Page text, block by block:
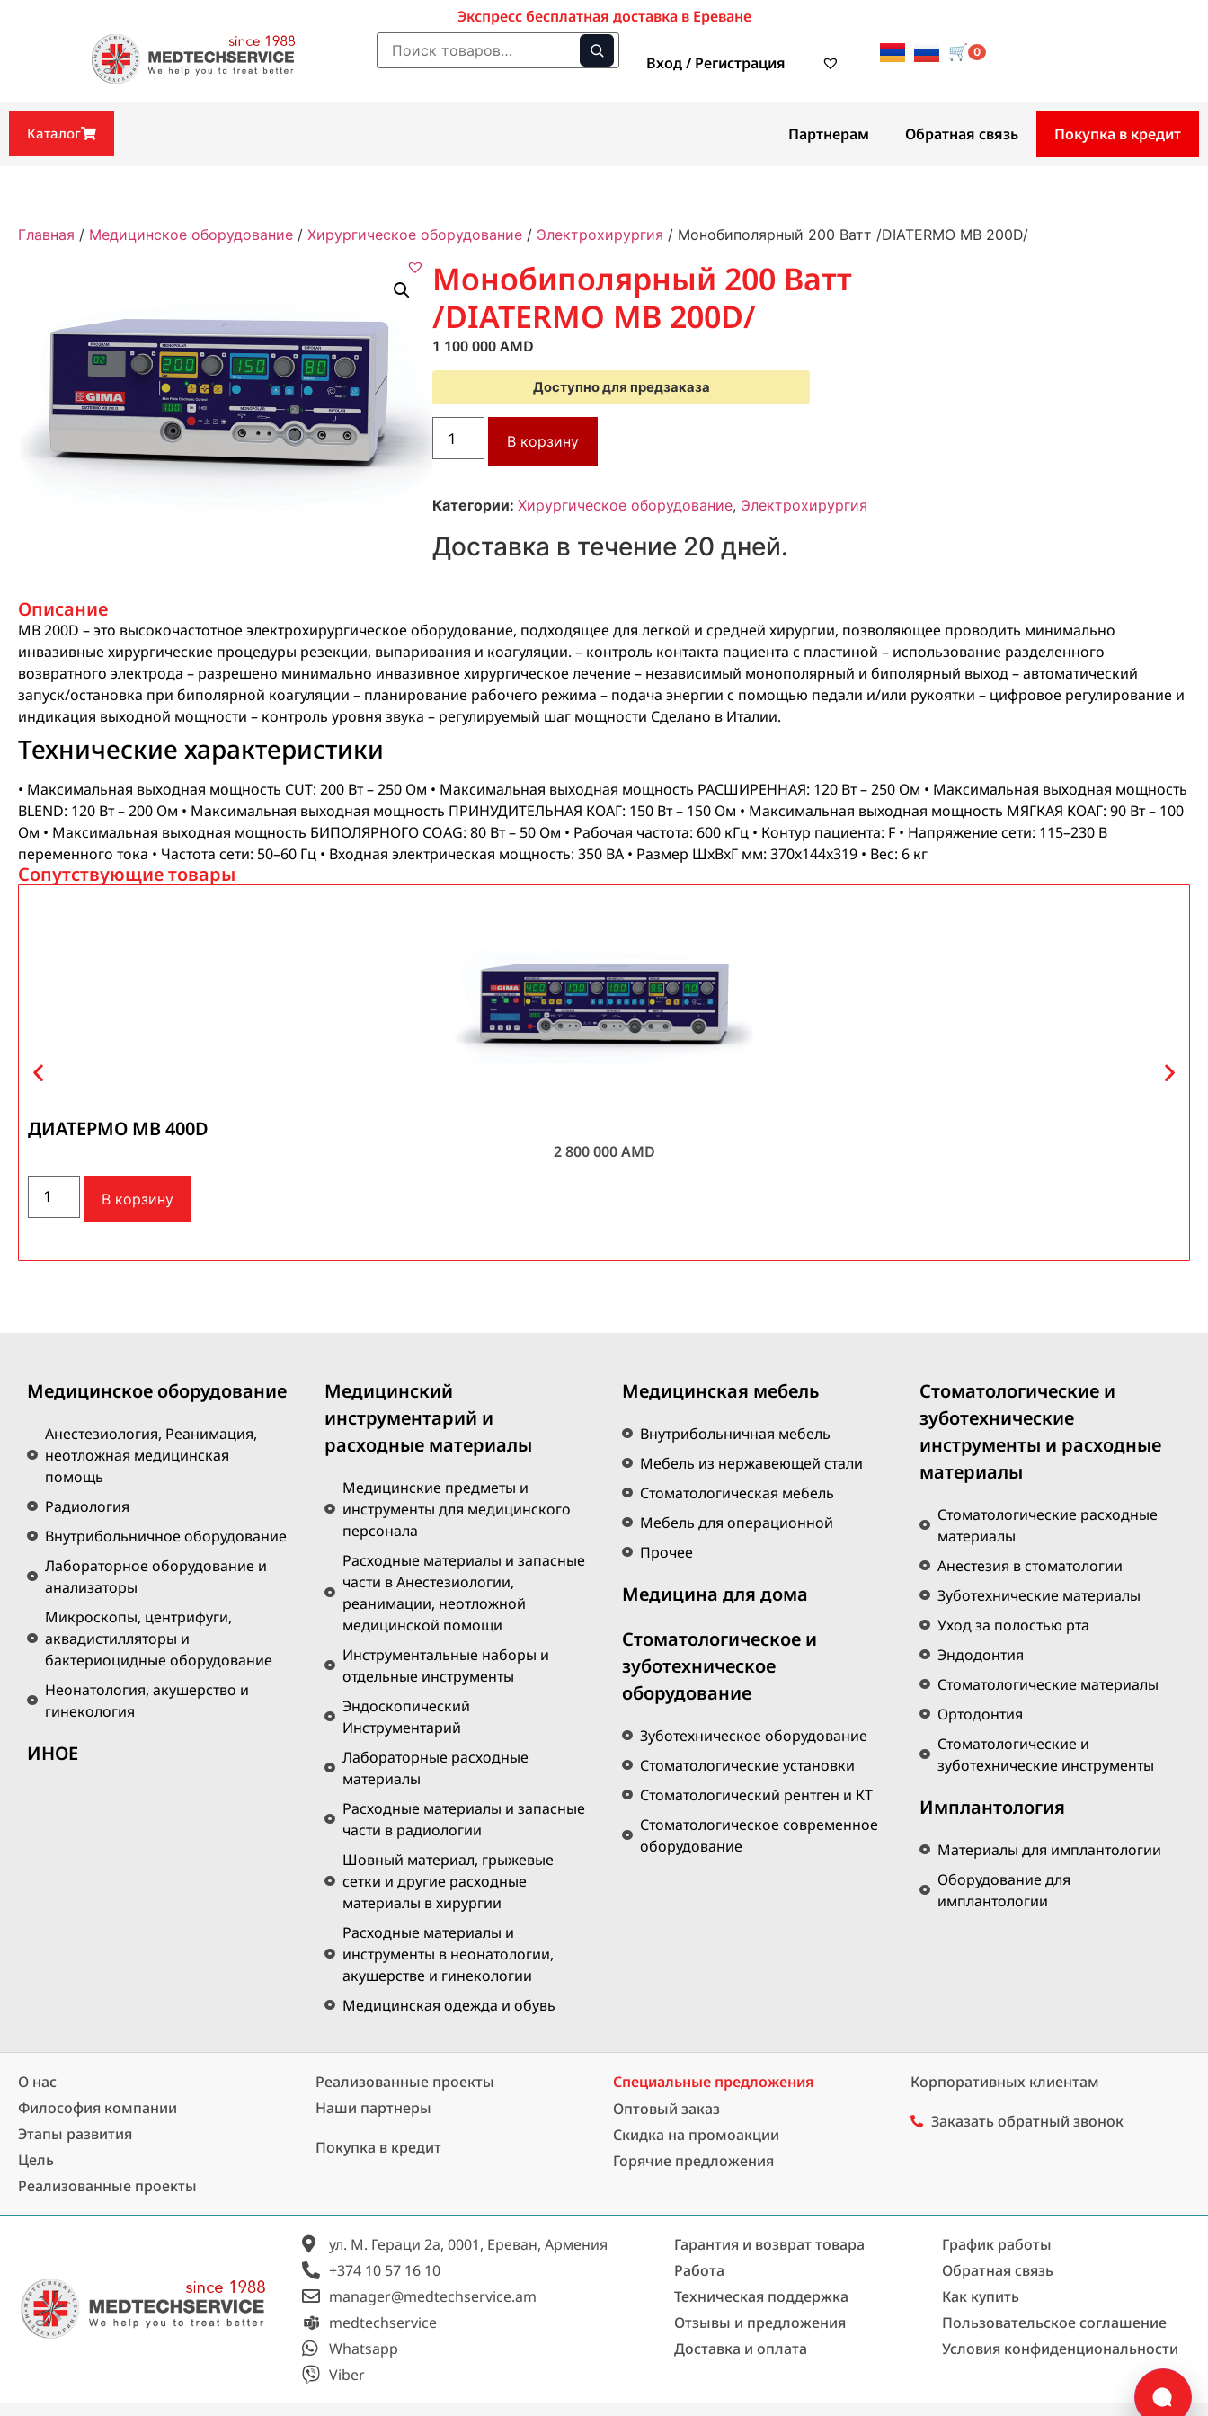
Экспресс бесплатная доставка в Ереване
Вход / Регистрация
🛒 0
Каталог Партнерам Обратная связь Покупка в кредит
Главная / Медицинское оборудование / Хирургическое оборудование / Электрохирургия / Монобиполярный 200 Ватт /DIATERMO MB 200D/
Монобиполярный 200 Ватт
/DIATERMO MB 200D/
1 100 000AMD
Доступно для предзаказа
В корзину
Категории:Хирургическое оборудование, Электрохирургия
Доставка в течение 20 дней.
Описание
MB 200D – это высокочастотное электрохирургическое оборудование, подходящее для легкой и средней хирургии, позволяющее проводить минимально
инвазивные хирургические процедуры резекции, выпаривания и коагуляции. – контроль контакта пациента с пластиной – использование разделенного
возвратного электрода – разрешено минимально инвазивное хирургическое лечение – независимый монополярный и биполярный выход– автоматический
запуск/остановка при биполярной коагуляции – планирование рабочего режима – подача энергии с помощью педали и/или рукоятки – цифровое регулирование и
индикация выходной мощности – контроль уровня звука – регулируемый шаг мощности Сделано в Италии.
Технические характеристики
• Максимальная выходная мощность CUT: 200 Вт – 250 Ом • Максимальная выходная мощность РАСШИРЕННАЯ: 120 Вт – 250 Ом • Максимальная выходная мощность
BLEND: 120 Вт – 200 Ом • Максимальная выходная мощность ПРИНУДИТЕЛЬНАЯ КОАГ: 150 Вт – 150 Ом • Максимальная выходная мощность МЯГКАЯ КОАГ: 90 Вт – 100
Ом • Максимальная выходная мощность БИПОЛЯРНОГО COAG: 80 Вт – 50 Ом • Рабочая частота: 600 кГц • Контур пациента: F • Напряжение сети: 115–230 В
переменного тока • Частота сети: 50–60 Гц • Входная электрическая мощность: 350 ВА • Размер ШxВxГ мм: 370x144x319 • Вес: 6 кг
Сопутствующие товары
ДИАТЕРМО MB 400D
2 800 000AMD
В корзину
Медицинское оборудование
Анестезиология, Реанимация,
неотложная медицинская
помощь
Радиология
Внутрибольничное оборудование
Лабораторное оборудование и
анализаторы
Микроскопы, центрифуги,
аквадистилляторы и
бактериоцидные оборудование
Неонатология, акушерство и
гинекология
ИНОЕ
Медицинский
инструментарий и
расходные материалы
Медицинские предметы и
инструменты для медицинского
персонала
Расходные материалы и запасные
части в Анестезиологии,
реанимации, неотложной
медицинской помощи
Инструментальные наборы и
отдельные инструменты
Эндоскопический
Инструментарий
Лабораторные расходные
материалы
Расходные материалы и запасные
части в радиологии
Шовный материал, грыжевые
сетки и другие расходные
материалы в хирургии
Расходные материалы и
инструменты в неонатологии,
акушерстве и гинекологии
Медицинская одежда и обувь
Медицинская мебель
Внутрибольничная мебель
Мебель из нержавеющей стали
Стоматологическая мебель
Мебель для операционной
Прочее
Медицина для дома
Стоматологическое и
зуботехническое
оборудование
Зуботехническое оборудование
Стоматологические установки
Стоматологический рентген и КТ
Стоматологическое современное
оборудование
Стоматологические и
зуботехнические
инструменты и расходные
материалы
Стоматологические расходные
материалы
Анестезия в стоматологии
Зуботехнические материалы
Уход за полостью рта
Эндодонтия
Стоматологические материалы
Ортодонтия
Стоматологические и
зуботехнические инструменты
Имплантология
Материалы для имплантологии
Оборудование для
имплантологии
О нас
Философия компании
Этапы развития
Цель
Реализованные проекты​
Реализованные проекты
Наши партнеры
Покупка в кредит
Специальные предложения
Оптовый заказ
Скидка на промоакции
Горячие предложения
Корпоративных клиентам
Заказать обратный звонок
ул. М. Гераци 2а, 0001, Ереван, Армения
+374 10 57 16 10
manager@medtechservice.am
medtechservice
Whatsapp
Viber
Гарантия и возврат товара
Работа
Техническая поддержка
Отзывы и предложения
Доставка и оплата
График работы
Обратная связь
Как купить
Пользовательское соглашение
Условия конфиденциональности
ПРИ ДОСТАВКЕ